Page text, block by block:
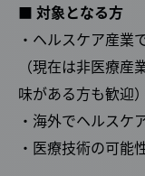
■ 対象となる方
・ヘルスケア産業
（現在は非医療
味がある方も歓迎）
・海外でヘルスケ
・医療技術の可能